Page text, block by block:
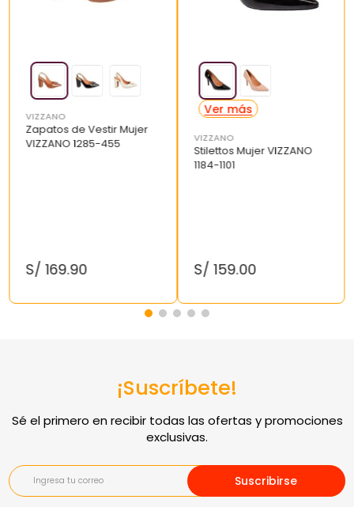
VIZZANO
Zapatos de Vestir Mujer
VIZZANO 1285-455
S/ 169.90
VIZZANO
Stilettos Mujer VIZZANO
1184-1101
S/ 159.00
¡Suscríbete!
Suscribirse